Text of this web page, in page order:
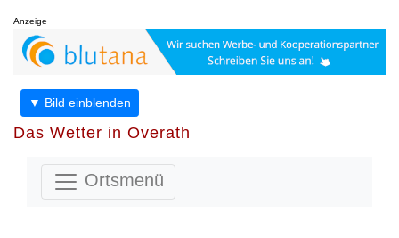
Anzeige
▼ Bild einblenden
Das Wetter in Overath
Ortsmenü